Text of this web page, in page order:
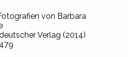
von Barbara
Verlag (2014)